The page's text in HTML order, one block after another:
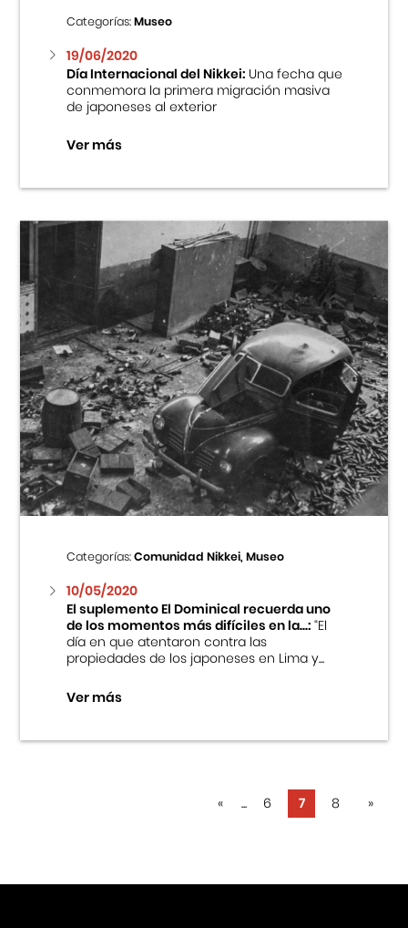
Categorías:Museo
19/06/2020
Día Internacional del Nikkei:Una fecha que
conmemora la primera migración masiva
de japoneses al exterior
Ver más
Categorías:Comunidad Nikkei, Museo
10/05/2020
El suplemento El Dominical recuerda uno
de los momentos más difíciles en la...:“El
día en que atentaron contra las
propiedades de los japoneses en Lima y...
Ver más
« ... 6 7 8 »